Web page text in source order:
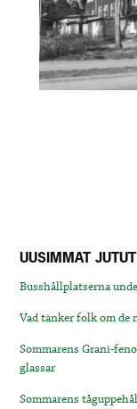
UUSIMMAT JUTUT
Busshållplatserna
Vad tänker folk om de
Sommarens Grani-
glassar
Sommarens